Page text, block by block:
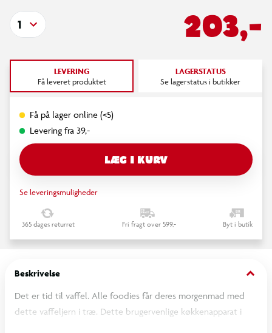
203,-
1
LEVERING
Få leveret produktet
LAGERSTATUS
Se lagerstatus i butikker
Få på lager online (<5)
Levering fra 39,-
LÆG I KURV
Se leveringsmuligheder
365 dages returret Fri fragt over 599,- Byt i butik
Beskrivelse keyboard_arrow_down
Det er tid til vaffel. Alle foodies får deres morgenmad med
dette vaffeljern i træ. Dette brugervenlige køkkenapparat i